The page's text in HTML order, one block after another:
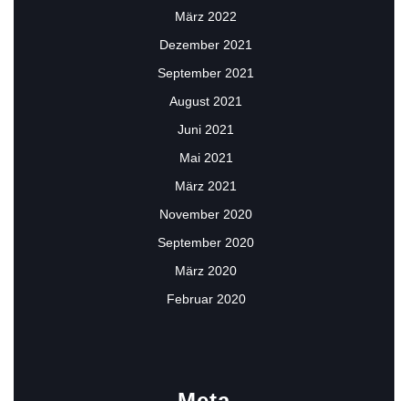
März 2022
Dezember 2021
September 2021
August 2021
Juni 2021
Mai 2021
März 2021
November 2020
September 2020
März 2020
Februar 2020